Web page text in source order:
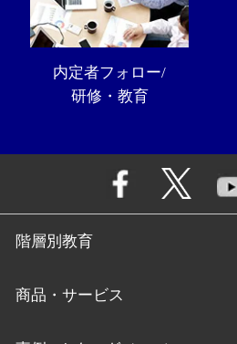
内定者フォロー/
研修・教育
階層別教育
商品・サービス